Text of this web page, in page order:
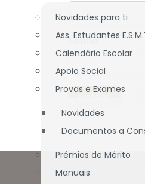
Novidades para ti
Ass. Estudantes
Calendário Escolar
Apoio Social
Provas e Exames
Novidades
Documentos a
Prémios de Mérito
Manuais
Senha